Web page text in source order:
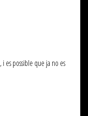
es possible que ja no es